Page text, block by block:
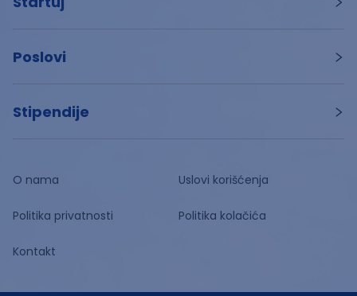
Poslovi
Stipendije
O nama Uslovi korišćenja
Politika privatnosti Politika kolačića
Kontakt